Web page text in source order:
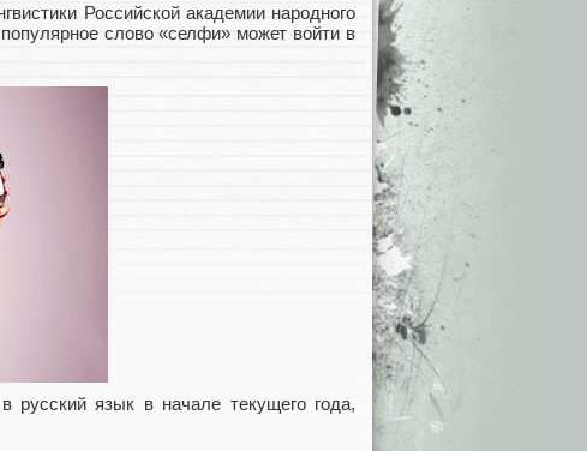
Российской академии народного
слово «селфи» может войти в
язык в начале текущего года,